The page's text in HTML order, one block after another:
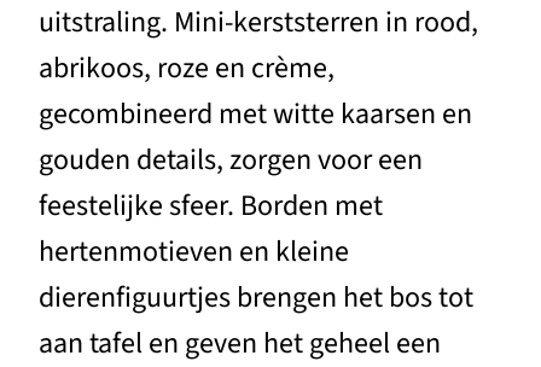
uitstraling. Mini-kerststerren in rood,
abrikoos, roze en crème,
gecombineerd met witte kaarsen en
gouden details, zorgen voor een
feestelijke sfeer. Borden met
hertenmotieven en kleine
dierenfiguurtjes brengen het bos tot
aan tafel en geven het geheel een